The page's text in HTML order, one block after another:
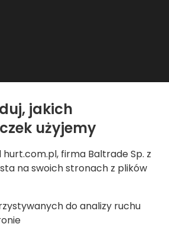
pytania
jakich
użyjemy
hurt.com.pl, firma Baltrade Sp. z
na swoich stronach z plików
do analizy ruchu